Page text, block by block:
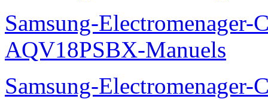
Samsung-Electromenager-
AQV18PSBX-Manuels
Samsung-Electromenager-